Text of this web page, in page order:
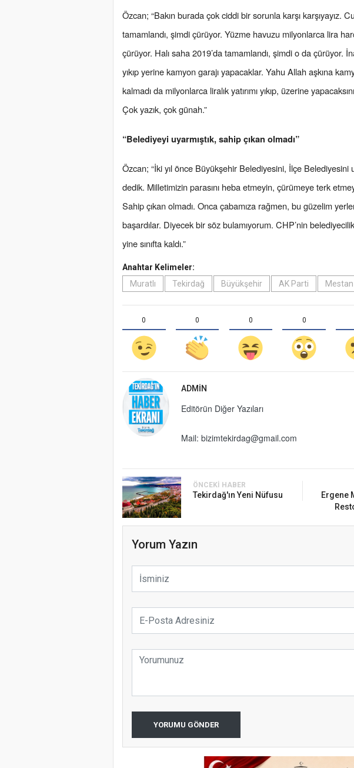
Özcan; “Bakın burada çok ciddi bir sorunla karşı karşıyayız.
tamamlandı, şimdi çürüyor. Yüzme havuzu milyonlarca lira
çürüyor. Halı saha 2019’da tamamlandı, şimdi o da çürüyor.
yıkıp yerine kamyon garajı yapacaklar. Yahu Allah aşkına
kalmadı da milyonlarca liralık yatırımı yıkıp, üzerine
Çok yazık, çok günah.”
“Belediyeyi uyarmıştık, sahip çıkan olmadı”
Özcan; “İki yıl önce Büyükşehir Belediyesini, İlçe Belediyesini
dedik. Milletimizin parasını heba etmeyin, çürümeye terk
Sahip çıkan olmadı. Onca çabamıza rağmen, bu güzelim
başardılar. Diyecek bir söz bulamıyorum. CHP’nin
yine sınıfta kaldı.”
Anahtar Kelimeler:
Muratlı
Tekirdağ Büyükşehir AK Parti
0 0 0 0
ADMIN
Editörün Diğer Yazıları
Mail: bizimtekirdag@gmail.com
ÖNCEKI HABER
Tekirdağ'ın Yeni Nüfusu
Ergene
Yorum Yazın
YORUMU GÖNDER